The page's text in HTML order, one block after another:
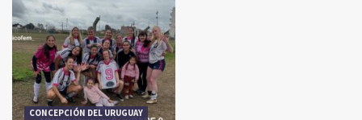
CONCEPCIÓN DEL URUGUAY